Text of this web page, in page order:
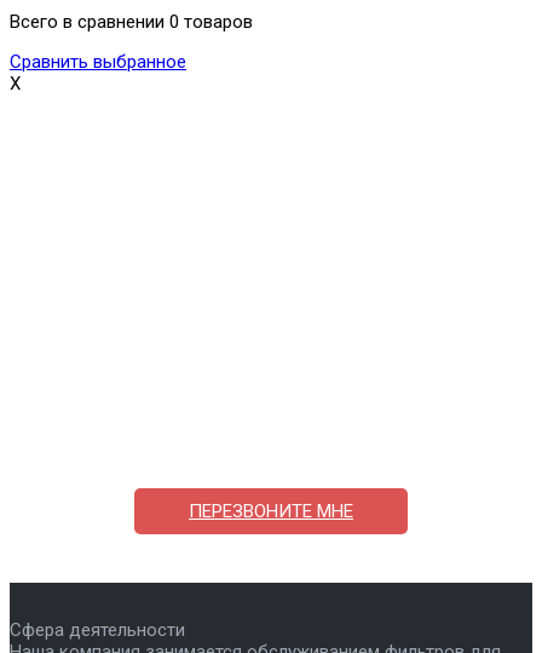
Всего в сравнении 0 товаров
Сравнить выбранное
X
ПЕРЕЗВОНИТЕ МНЕ
Сфера деятельности